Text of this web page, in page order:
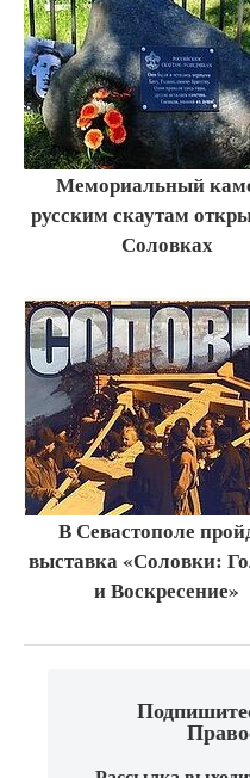
Мемориальный
русским скаутам
Соловках
В Севастополе
выставка «Соловки:
и Воскресение»